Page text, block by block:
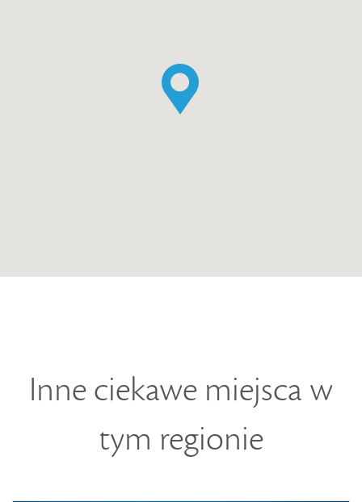
Inne ciekawe miejsca w
tym regionie